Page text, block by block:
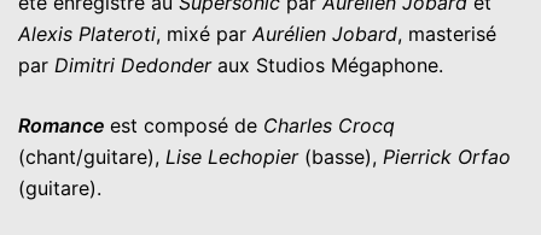
Alexis Plateroti, mixé par Aurélien Jobard, masterisé
par Dimitri Dedonderaux Studios Mégaphone.
Romance est composé de Charles Crocq
(chant/guitare), Lise Lechopier (basse), Pierrick Orfao
(guitare).